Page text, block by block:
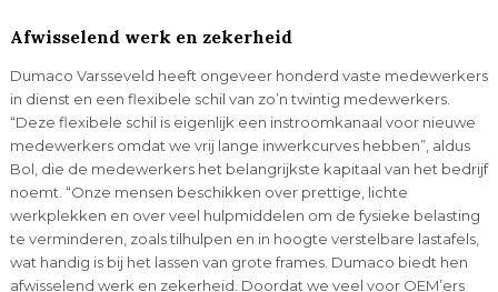
Afwisselend werk en zekerheid
Dumaco Varsseveld heeft ongeveer honderd vaste medewerkers
in dienst en een flexibele schil van zo’n twintig medewerkers.
“Deze flexibele schil is eigenlijk een instroomkanaal voor nieuwe
medewerkers omdat we vrij lange inwerkcurves hebben”, aldus
Bol, die de medewerkers het belangrijkste kapitaal van het bedrijf
noemt. “Onze mensen beschikken over prettige, lichte
werkplekken en over veel hulpmiddelen om de fysieke belasting
te verminderen, zoals tilhulpen en in hoogte verstelbare lastafels,
wat handig is bij het lassen van grote frames. Dumaco biedt hen
afwisselend werk en zekerheid. Doordat we veel voor OEM’ers